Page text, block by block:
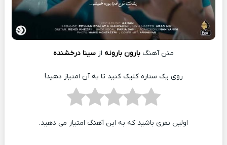
متن آهنگ بارون بارونه از سینا درخشنده
روی یک ستاره کلیک کنید تا به آن امتیاز دهید!
اولین نفری باشید که به این آهنگ امتیاز می دهید.